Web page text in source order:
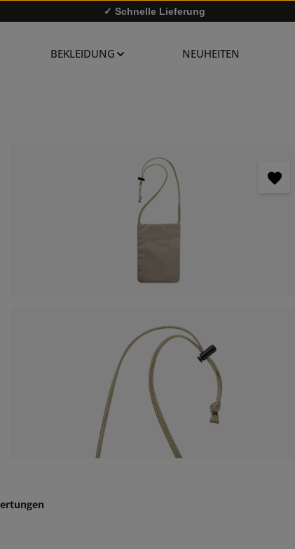
✓ Schnelle Lieferung
BEKLEIDUNG NEUHEITEN